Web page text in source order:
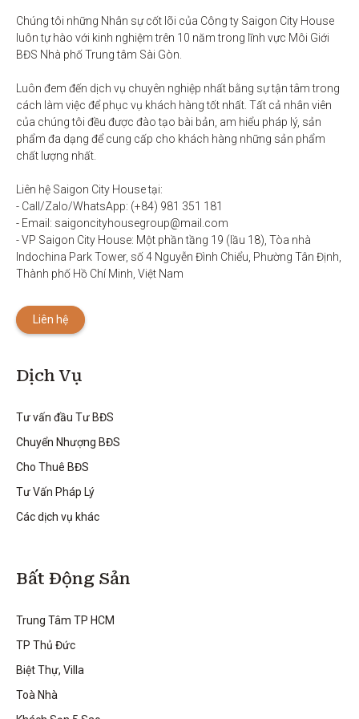
Chúng tôi những Nhân sự cốt lõi của Công ty Saigon City House
luôn tự hào với kinh nghiệm trên 10 năm trong lĩnh vực Môi Giới
BĐS Nhà phố Trung tâm Sài Gòn.
Luôn đem đến dịch vụ chuyên nghiệp nhất bằng sự tận tâm trong
cách làm việc để phục vụ khách hàng tốt nhất. Tất cả nhân viên
của chúng tôi đều được đào tạo bài bản, am hiểu pháp lý, sản
phẩm đa dạng để cung cấp cho khách hàng những sản phẩm
chất lượng nhất.
Liên hệ Saigon City House tại:
- Call/Zalo/WhatsApp: (+84) 981 351 181
- Email: saigoncityhousegroup@mail.com
- VP Saigon City House: Một phần tầng 19 (lầu 18), Tòa nhà
Indochina Park Tower, số 4 Nguyễn Đình Chiểu, Phường Tân Định,
Thành phố Hồ Chí Minh, Việt Nam
Liên hệ
Dịch Vụ
Tư vấn đầu Tư BĐS
Chuyển Nhượng BĐS
Cho Thuê BĐS
Tư Vấn Pháp Lý
Các dịch vụ khác
Bất Động Sản
Trung Tâm TP HCM
TP Thủ Đức
Biệt Thự, Villa
Toà Nhà